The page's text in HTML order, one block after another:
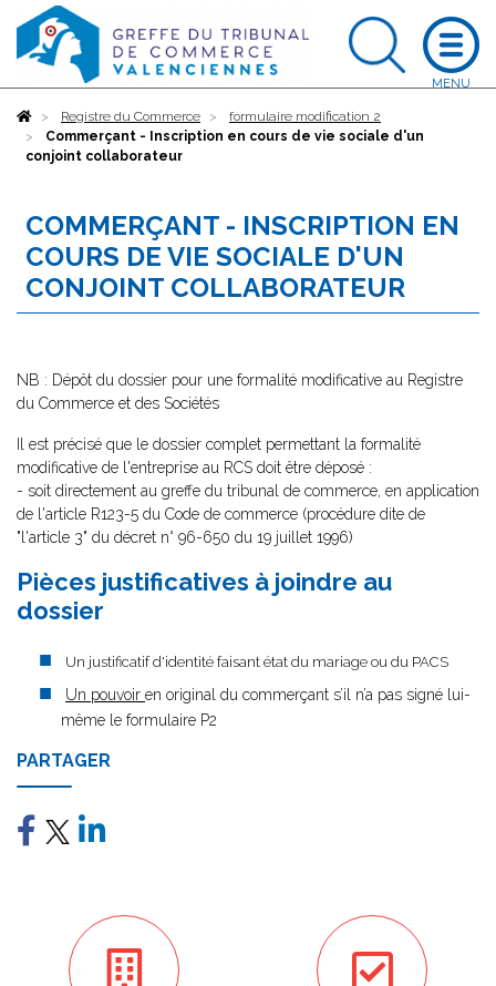
AccueilRegistre du Commerce
formulaire modification 2
Commerçant - Inscription en cours de vie sociale d'un
conjoint collaborateur
COMMERÇANT - INSCRIPTION EN
COURS DE VIE SOCIALE D'UN
CONJOINT COLLABORATEUR
NB : Dépôt du dossier pour une formalité modificative au Registre
du Commerce et des Sociétés
Il est précisé que le dossier complet permettant la formalité
modificative de l'entreprise au RCS doit être déposé :
- soit directement au greffe du tribunal de commerce, en application
de l'article R123-5 du Code de commerce (procédure dite de
"l'article 3" du décret n° 96-650 du 19 juillet 1996)
Pièces justificatives à joindre au
dossier
Un justificatif d'identité faisant état du mariage ou du PACS
Un pouvoir en original du commerçant s’il n’a pas signé lui-
même le formulaire P2
PARTAGER